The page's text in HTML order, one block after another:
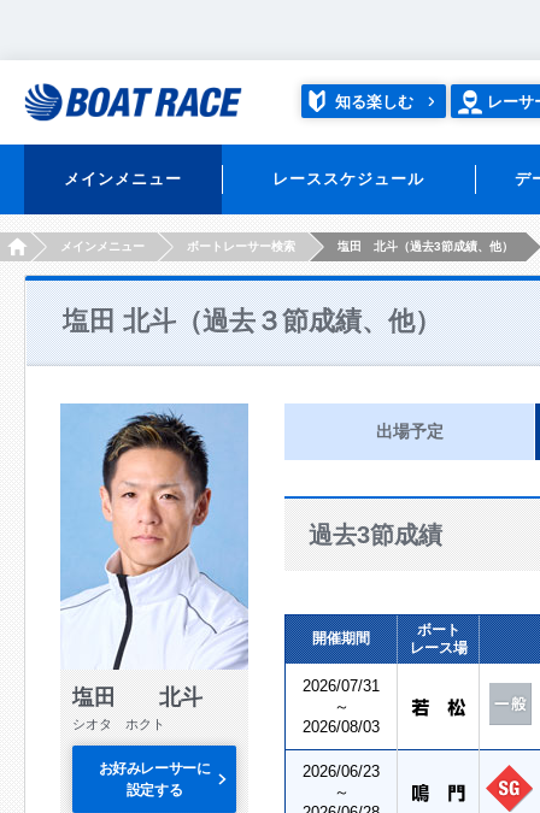
知る楽しむ レーサ
メインメニュー レーススケジュール デ
HOMEメインメニュー ボートレーサー検索 塩田 北斗（過去3節成績、他）
塩田 北斗（過去３節成績、他）
塩田 北斗
シオタ ホクト
お好みレーサーに
設定する
出場予定
過去3節成績
開催期間
ボート
レース場
2026/07/31
～
2026/08/03
2026/06/23
～